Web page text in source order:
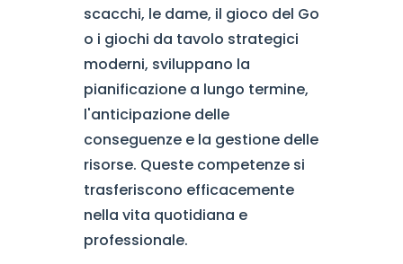
scacchi, le dame, il gioco del Go
o i giochi da tavolo strategici
moderni, sviluppano la
pianificazione a lungo termine,
l'anticipazione delle
conseguenze e la gestione delle
risorse. Queste competenze si
trasferiscono efficacemente
nella vita quotidiana e
professionale.